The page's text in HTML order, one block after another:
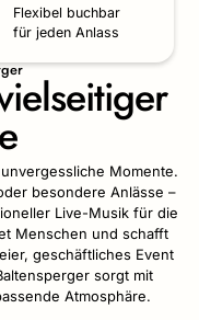
Flexibel buchbar
für jeden Anlass
Momente.
besondere Anlässe –
Live-Musik für die
Menschen und schafft
geschäftliches Event
sorgt mit
Atmosphäre.